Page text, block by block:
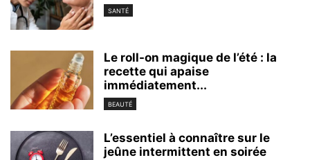
SANTÉ
Le roll-on magique de l’été : la
recette qui apaise
immédiatement...
BEAUTÉ
L’essentiel à connaître sur le
jeûne intermittent en soirée